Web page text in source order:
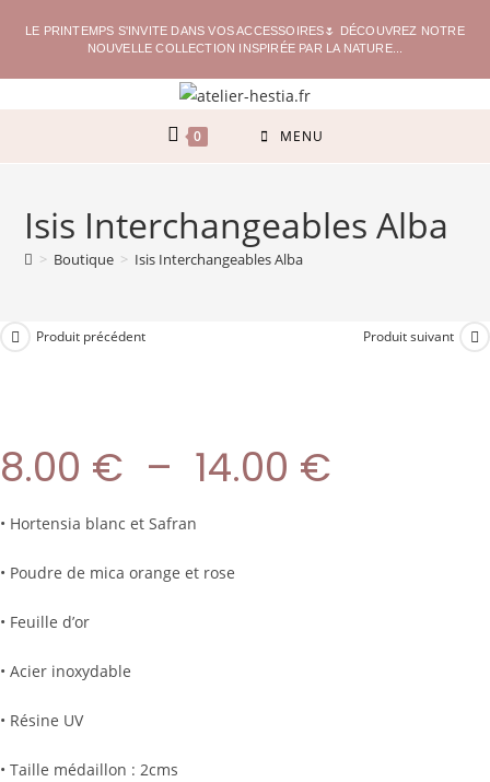
LE PRINTEMPS S'INVITE DANS VOS ACCESSOIRES🌷 DÉCOUVREZ NOTRE
NOUVELLE COLLECTION INSPIRÉE PAR LA NATURE...
0 MENU
Isis Interchangeables Alba
> Boutique > Isis Interchangeables Alba
Produit précédent Produit suivant
8.00 € – 14.00 €
• Hortensia blanc et Safran
• Poudre de mica orange et rose
• Feuille d’or
• Acier inoxydable
• Résine UV
• Taille médaillon : 2cms